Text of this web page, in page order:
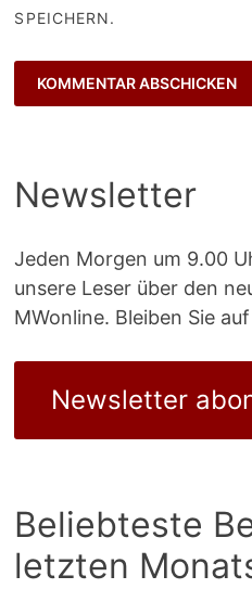
SPEICHERN.
Newsletter
Jeden Morgen um 9.00
unsere Leser über den
MWonline. Bleiben Sie
Newsletter
Beliebteste
letzten